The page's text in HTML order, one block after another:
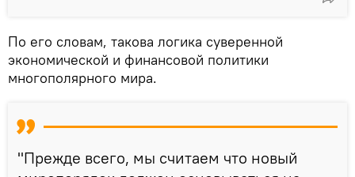
По его словам, такова логика суверенной
экономической и финансовой политики
многополярного мира.
"Прежде всего, мы считаем что новый